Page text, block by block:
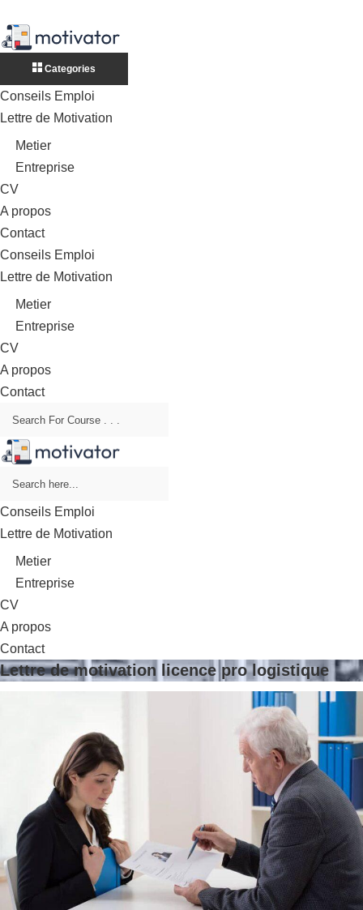
Categories
Conseils Emploi
Lettre de Motivation
Metier
Entreprise
CV
A propos
Contact
Conseils Emploi
Lettre de Motivation
Metier
Entreprise
CV
A propos
Contact
Conseils Emploi
Lettre de Motivation
Metier
Entreprise
CV
A propos
Contact
Lettre de motivation licence pro logistique